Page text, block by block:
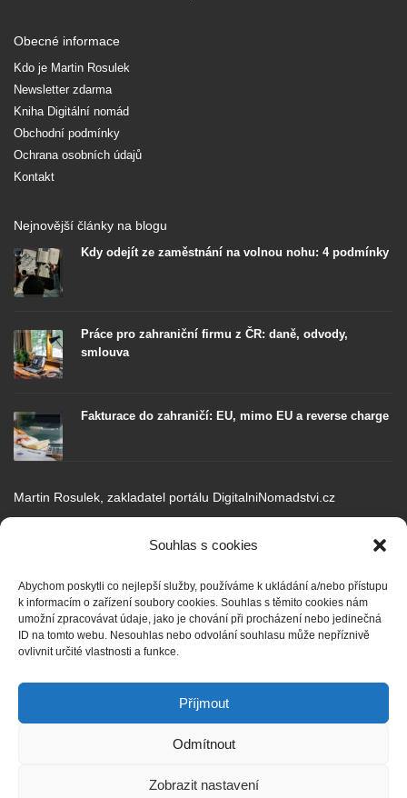
Souhlas s cookies
Abychom poskytli co nejlepší služby, používáme k ukládání a/nebo přístupu
k informacím o zařízení soubory cookies. Souhlas s těmito cookies nám
umožní zpracovávat údaje, jako je chování při procházení nebo jedinečná
ID na tomto webu. Nesouhlas nebo odvolání souhlasu může nepříznivě
ovlivnit určité vlastnosti a funkce.
Příjmout
Odmítnout
Zobrazit nastavení
Obecné informace
Kdo je Martin Rosulek
Newsletter zdarma
Kniha Digitální nomád
Obchodní podmínky
Ochrana osobních údajů
Kontakt
Nejnovější články na blogu
Kdy odejít ze zaměstnání na volnou nohu: 4 podmínky
Práce pro zahraniční firmu z ČR: daně, odvody,
smlouva
Fakturace do zahraničí: EU, mimo EU a reverse charge
Martin Rosulek, zakladatel portálu DigitalniNomadstvi.cz
cestovaní a práce na dálku. Digitální nomádství je fenoménem 21.
Rád sdílím své zkušenosti, poznatky a myšlenky v oblasti podnikání,
copywritingu, SEO, obsahové strategie pro webové portály, sociálních
sítí, inovací a budoucích trendů.
investuji, razím myšlenku finanční svobody a pasivního příjmu.